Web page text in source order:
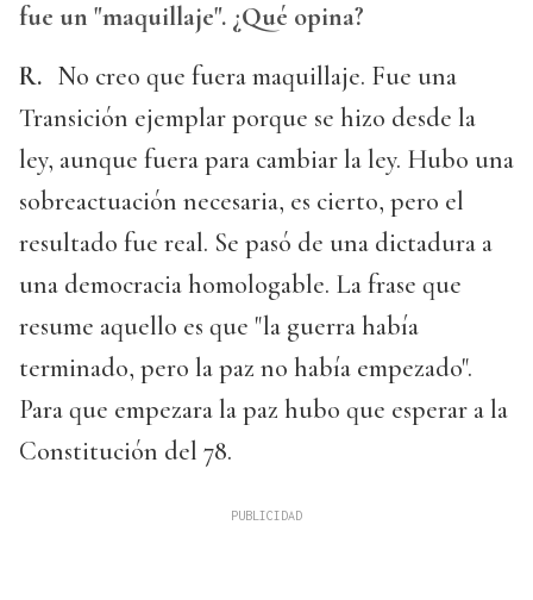
fue un "maquillaje". ¿Qué opina?
R. No creo que fuera maquillaje. Fue una
Transición ejemplar porque se hizo desde la
ley, aunque fuera para cambiar la ley. Hubo una
sobreactuación necesaria, es cierto, pero el
resultado fue real. Se pasó de una dictadura a
una democracia homologable. La frase que
resume aquello es que "la guerra había
terminado, pero la paz no había empezado".
Para que empezara la paz hubo que esperar a la
Constitución del 78.